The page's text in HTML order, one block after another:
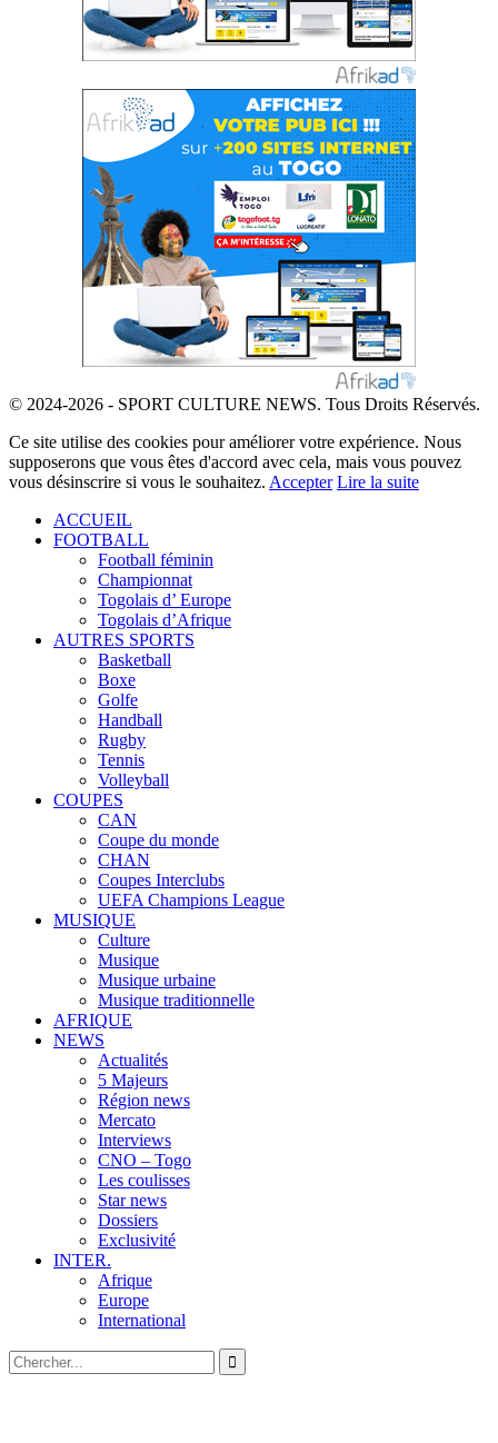
© 2024-2026 - SPORT CULTURE NEWS. Tous Droits Réservés.
Ce site utilise des cookies pour améliorer votre expérience. Nous
supposerons que vous êtes d'accord avec cela, mais vous pouvez
vous désinscrire si vous le souhaitez. Accepter Lire la suite
ACCUEIL
FOOTBALL
Football féminin
Championnat
Togolais d’ Europe
Togolais d’Afrique
AUTRES SPORTS
Basketball
Boxe
Golfe
Handball
Rugby
Tennis
Volleyball
COUPES
CAN
Coupe du monde
CHAN
Coupes Interclubs
UEFA Champions League
MUSIQUE
Culture
Musique
Musique urbaine
Musique traditionnelle
AFRIQUE
NEWS
Actualités
5 Majeurs
Région news
Mercato
Interviews
CNO – Togo
Les coulisses
Star news
Dossiers
Exclusivité
INTER.
Afrique
Europe
International